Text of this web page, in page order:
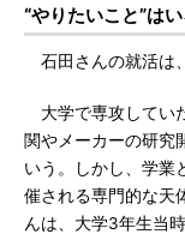
“やりたいこと”は
石田さんの就活は
大学で専攻してい
関やメーカーの研究
いう。しかし、学業
催される専門的な天
んは、大学3年生当